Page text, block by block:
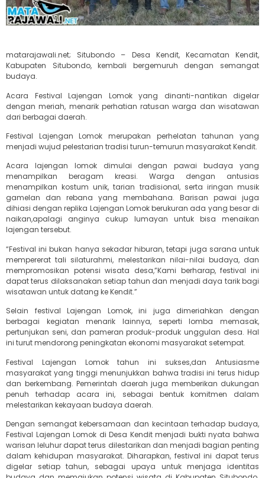
matarajawali.net; Situbondo – Desa Kendit, Kecamatan Kendit,
Kabupaten Situbondo, kembali bergemuruh dengan semangat
budaya.
Acara Festival Lajengan Lomok yang dinanti-nantikan digelar
dengan meriah, menarik perhatian ratusan warga dan wisatawan
dari berbagai daerah.
Festival Lajengan Lomok merupakan perhelatan tahunan yang
menjadi wujud pelestarian tradisi turun-temurun masyarakat Kendit.
Acara lajengan lomok dimulai dengan pawai budaya yang
menampilkan beragam kreasi. Warga dengan antusias
menampilkan kostum unik, tarian tradisional, serta iringan musik
gamelan dan rebana yang membahana. Barisan pawai juga
dihiasi dengan replika Lajengan Lomok berukuran ada yang besar di
naikan,apalagi anginya cukup lumayan untuk bisa menaikan
lajengan tersebut.
“Festival ini bukan hanya sekadar hiburan, tetapi juga sarana untuk
mempererat tali silaturahmi, melestarikan nilai-nilai budaya, dan
mempromosikan potensi wisata desa,”Kami berharap, festival ini
dapat terus dilaksanakan setiap tahun dan menjadi daya tarik bagi
wisatawan untuk datang ke Kendit.”
Selain festival Lajengan Lomok, ini juga dimeriahkan dengan
berbagai kegiatan menarik lainnya, seperti lomba memasak,
pertunjukan seni, dan pameran produk-produk unggulan desa. Hal
ini turut mendorong peningkatan ekonomi masyarakat setempat.
Festival Lajengan Lomok tahun ini sukses,dan Antusiasme
masyarakat yang tinggi menunjukkan bahwa tradisi ini terus hidup
dan berkembang. Pemerintah daerah juga memberikan dukungan
penuh terhadap acara ini, sebagai bentuk komitmen dalam
melestarikan kekayaan budaya daerah.
Dengan semangat kebersamaan dan kecintaan terhadap budaya,
Festival Lajengan Lomok di Desa Kendit menjadi bukti nyata bahwa
warisan leluhur dapat terus dilestarikan dan menjadi bagian penting
dalam kehidupan masyarakat. Diharapkan, festival ini dapat terus
digelar setiap tahun, sebagai upaya untuk menjaga identitas